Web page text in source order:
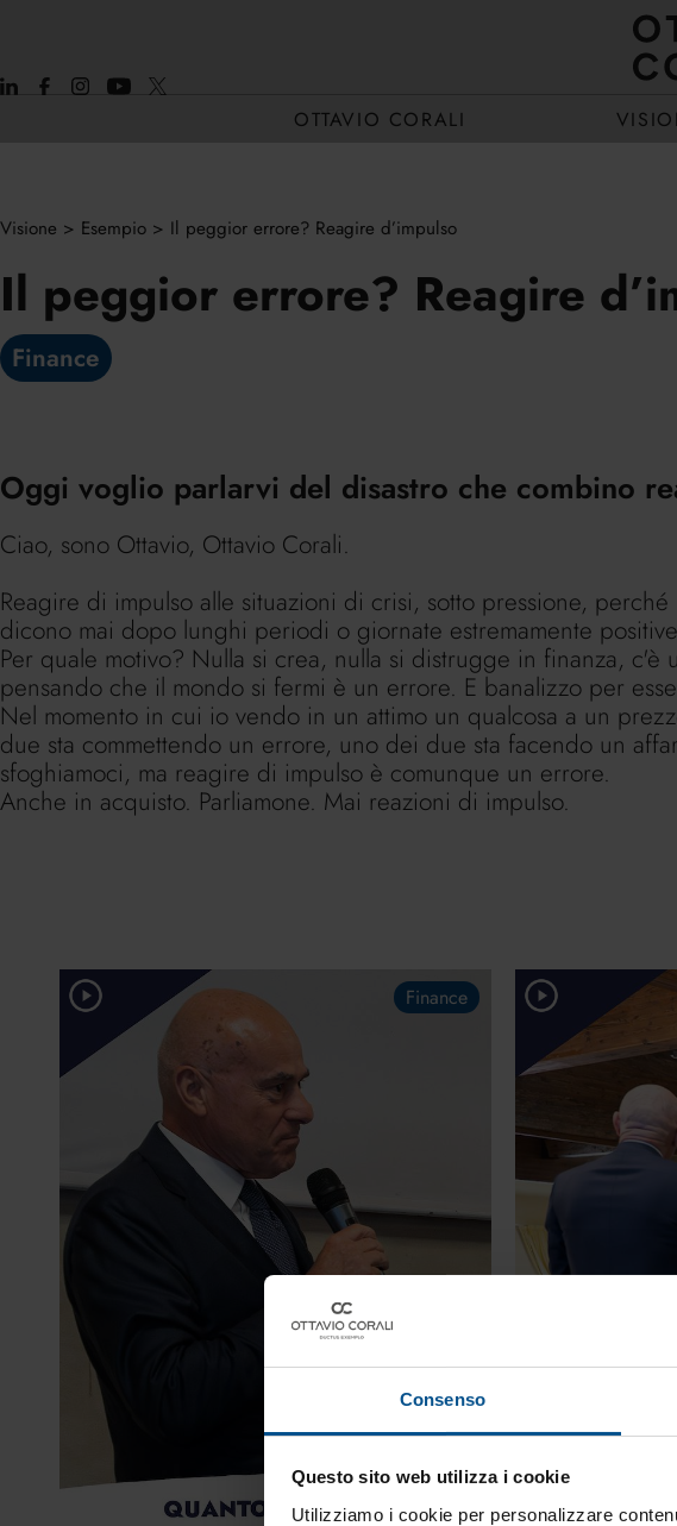
Consenso
Questo sito web utilizza i cookie
Utilizziamo i cookie per personalizzare
OTTAVIO CORALI
CORE H2H
Visione > Esempio > Il peggior errore? Reagire d’impulso
Il peggior errore? Reagire
Finance
Oggi voglio parlarvi del disastro che combino
Ciao, sono Ottavio, Ottavio Corali.
Reagire di impulso alle situazioni di crisi, sotto pressione,
dicono mai dopo lunghi periodi o giornate estremamente
Per quale motivo? Nulla si crea, nulla si distrugge in finanza,
pensando che il mondo si fermi è un errore. E banalizzo per
Nel momento in cui io vendo in un attimo un qualcosa a un
due sta commettendo un errore, uno dei due sta facendo un
sfoghiamoci, ma reagire di impulso è comunque un errore.
Anche in acquisto. Parliamone. Mai reazioni di impulso.
Finance